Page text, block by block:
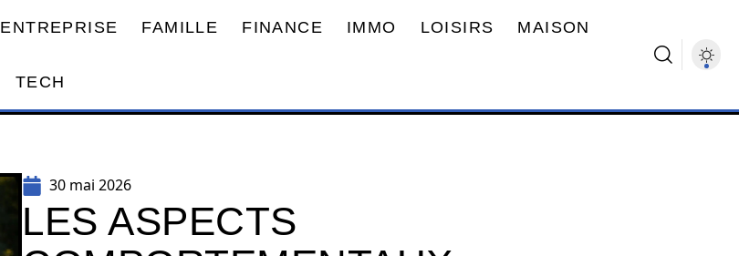
ENTREPRISE FAMILLE FINANCE IMMO LOISIRS MAISON
TECH
30 mai 2026
LES ASPECTS